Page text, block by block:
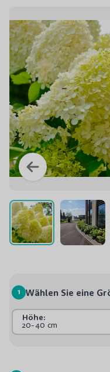
1 Wählen Sie eine
Höhe:
20-40 cm